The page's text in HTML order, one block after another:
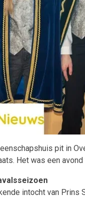
pit in
Het was een
intocht van